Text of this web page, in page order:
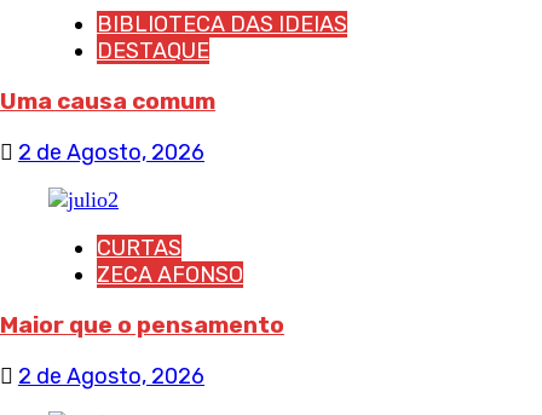
BIBLIOTECA DAS IDEIAS
DESTAQUE
Uma causa comum
2 de Agosto, 2026
CURTAS
ZECA AFONSO
Maior que o pensamento
2 de Agosto, 2026